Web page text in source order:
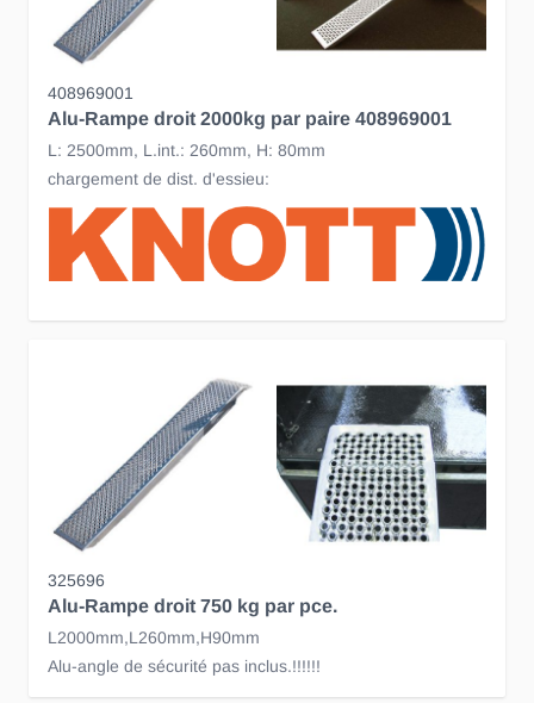
408969001
Alu-Rampe droit 2000kg par paire 408969001
L: 2500mm, L.int.: 260mm, H: 80mm
chargement de dist. d'essieu:
325696
Alu-Rampe droit 750 kg par pce.
L2000mm,L260mm,H90mm
Alu-angle de sécurité pas inclus.!!!!!!